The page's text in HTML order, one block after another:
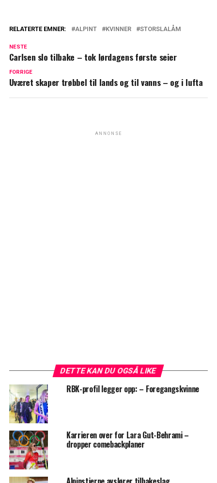
RELATERTE EMNER: ALPINT KVINNER STORSLALÅM
NESTE
Carlsen slo tilbake – tok lørdagens første seier
FORRIGE
Uværet skaper trøbbel til lands og til vanns – og i lufta
ANNONSE
DETTE KAN DU OGSÅ LIKE
RBK-profil legger opp: – Foregangskvinne
Karrieren over for Lara Gut-Behrami –
dropper comebackplaner